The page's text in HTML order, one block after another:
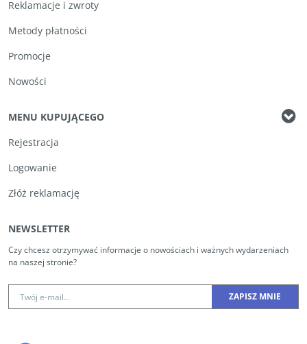
Reklamacje i zwroty
Metody płatności
Promocje
Nowości
MENU KUPUJĄCEGO
Rejestracja
Logowanie
Złóż reklamację
NEWSLETTER
Czy chcesz otrzymywać informacje o nowościach i ważnych wydarzeniach
na naszej stronie?